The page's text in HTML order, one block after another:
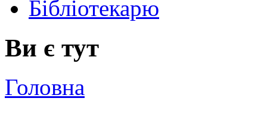
Бібліотекарю
Ви є тут
Головна